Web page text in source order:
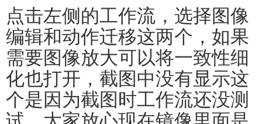
点击左侧的工作流，选择图像
编辑和动作迁移这两个，如果
需要图像放大可以将一致性细
化也打开，截图中没有显示这
个是因为截图时工作流还没测